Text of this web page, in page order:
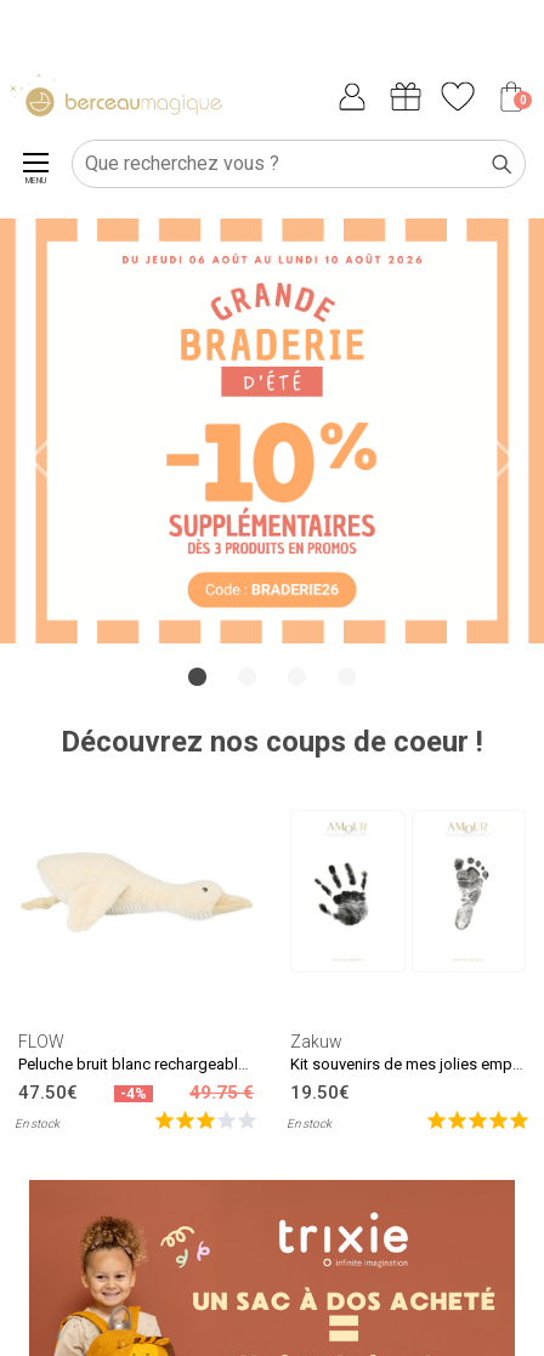
0
MENU
Previous Next
Découvrez nos coups de coeur !
FLOW
Peluche bruit blanc rechargeable oie Liva beige
47.50€ -4% 49.75 €
En stock
Zakuw
Kit souvenirs de mes jolies empreintes
19.50€
En stock